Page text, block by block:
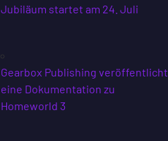
Jubiläum startet am 24. Juli
Gearbox Publishing veröffentlicht
eine Dokumentation zu
Homeworld 3